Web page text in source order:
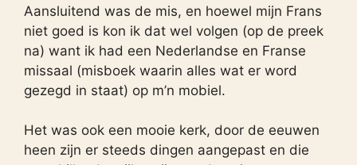
Aansluitend was de mis, en hoewel mijn Frans
niet goed is kon ik dat wel volgen (op de preek
na) want ik had een Nederlandse en Franse
missaal (misboek waarin alles wat er word
gezegd in staat) op m’n mobiel.
Het was ook een mooie kerk, door de eeuwen
heen zijn er steeds dingen aangepast en die